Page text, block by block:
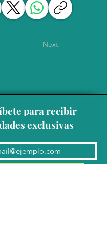
Next
para recibir
exclusivas
a la lista de correo